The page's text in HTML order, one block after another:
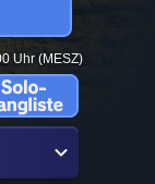
Uhr (MESZ)